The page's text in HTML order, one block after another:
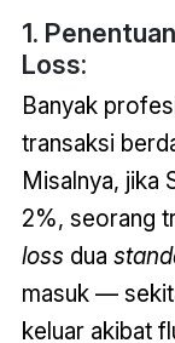
1.
Loss:
Banyak
transaksi
Misalnya, jika
2%, seorang
loss dua
masuk —
keluar akibat